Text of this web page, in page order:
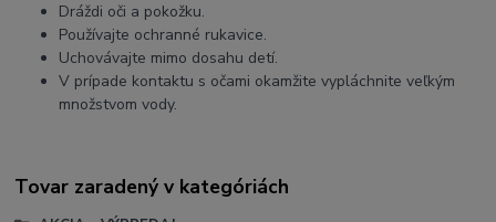
Dráždi oči a pokožku.
Používajte ochranné rukavice.
Uchovávajte mimo dosahu detí.
V prípade kontaktu s očami okamžite vypláchnite veľkým
množstvom vody.
Tovar zaradený v kategóriách